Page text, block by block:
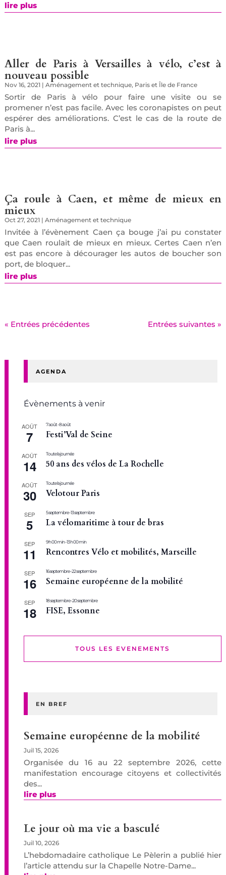
lire plus
Aller de Paris à Versailles à vélo, c’est à
nouveau possible
Nov 16, 2021| Aménagement et technique, Paris et Île de France
Sortir de Paris à vélo pour faire une visite ou se
promener n’est pas facile. Avec les coronapistes on peut
espérer des améliorations. C’est le cas de la route de
Paris à...
lire plus
Ça roule à Caen, et même de mieux en
mieux
Oct 27, 2021| Aménagement et technique
Invitée à l’évènement Caen ça bouge j’ai pu constater
que Caen roulait de mieux en mieux. Certes Caen n’en
est pas encore à décourager les autos de boucher son
port, de bloquer...
lire plus
« Entrées précédentes Entrées suivantes »
AGENDA
Évènements à venir
AOÛT
7
7 août-8 août
Festi’Val de Seine
AOÛT
14
Toute la journée
50 ans des vélos de La Rochelle
AOÛT
30
Toute la journée
Velotour Paris
SEP
5
5 septembre-13 septembre
La vélomaritime à tour de bras
SEP
11
9 h 00 min-13 h 00 min
Rencontres Vélo et mobilités, Marseille
SEP
16
16 septembre-22 septembre
Semaine européenne de la mobilité
SEP
18
18 septembre-20 septembre
FISE, Essonne
TOUS LES EVENEMENTS
EN BREF
Semaine européenne de la mobilité
Juil 15, 2026
Organisée du 16 au 22 septembre 2026, cette
manifestation encourage citoyens et collectivités
des...
lire plus
Le jour où ma vie a basculé
Juil 10, 2026
L’hebdomadaire catholique Le Pèlerin a publié hier
l’article attendu sur la Chapelle Notre-Dame...